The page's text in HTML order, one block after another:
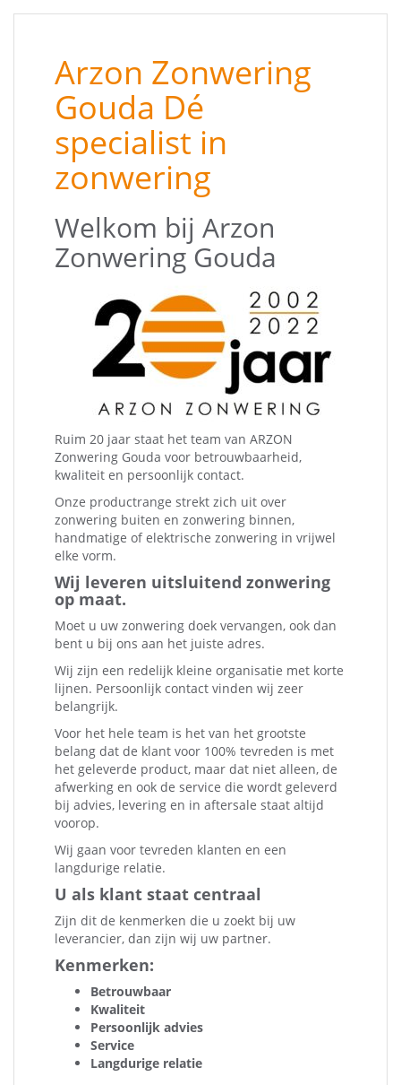
Arzon Zonwering
Gouda Dé
specialist in
zonwering
Welkom bij Arzon
Zonwering Gouda
Ruim 20 jaar staat het team van ARZON
Zonwering Gouda voor betrouwbaarheid,
kwaliteit en persoonlijk contact.
Onze productrange strekt zich uit over
zonwering buiten en zonwering binnen,
handmatige of elektrische zonwering in vrijwel
elke vorm.
Wij leveren uitsluitend zonwering
op maat.
Moet u uw zonwering doek vervangen, ook dan
bent u bij ons aan het juiste adres.
Wij zijn een redelijk kleine organisatie met korte
lijnen. Persoonlijk contact vinden wij zeer
belangrijk.
Voor het hele team is het van het grootste
belang dat de klant voor 100% tevreden is met
het geleverde product, maar dat niet alleen, de
afwerking en ook de service die wordt geleverd
bij advies, levering en in aftersale staat altijd
voorop.
Wij gaan voor tevreden klanten en een
langdurige relatie.
U als klant staat centraal
Zijn dit de kenmerken die u zoekt bij uw
leverancier, dan zijn wij uw partner.
Kenmerken:
Betrouwbaar
Kwaliteit
Persoonlijk advies
Service
Langdurige relatie